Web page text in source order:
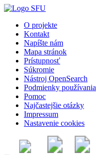
O projekte
Kontakt
Napíšte nám
Mapa stránok
Prístupnosť
Súkromie
Nástroj OpenSearch
Podmienky používania
Pomoc
Najčastejšie otázky
Impressum
Nastavenie cookies